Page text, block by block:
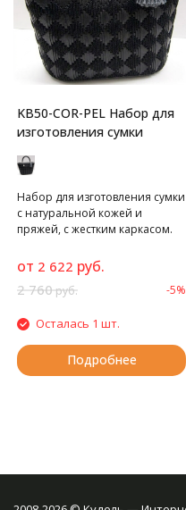
KB50-COR-PEL Набор для
изготовления сумки
Набор для изготовления сумки
с натуральной кожей и
пряжей, с жестким каркасом.
от 2 622 руб.
2 760руб. -5%
Осталась 1 шт.
Подробнее